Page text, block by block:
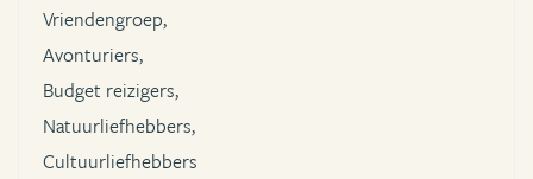
Vriendengroep,
Avonturiers,
Budget reizigers,
Natuurliefhebbers,
Cultuurliefhebbers